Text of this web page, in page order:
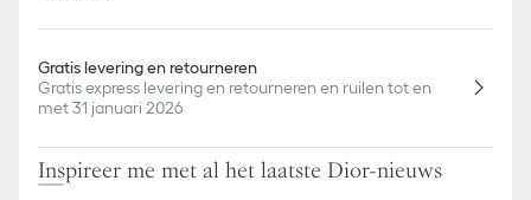
Gratis levering en retourneren
Gratis express levering en retourneren en ruilen tot en
met 31 januari 2026
Inspireer me met al het laatste Dior-nieuws